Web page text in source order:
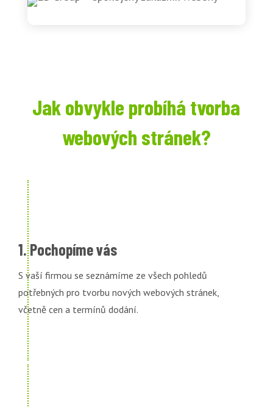
Jak obvykle probíhá tvorba
webových stránek?
1. Pochopíme vás
S vaší firmou se seznámíme ze všech pohledů
potřebných pro tvorbu nových webových stránek,
včetně cen a termínů dodání.